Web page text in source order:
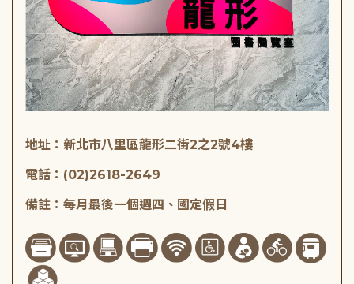
地址：新北市八里區龍形二街2之2號4樓
電話：(02)2618-2649
備註：每月最後一個週四、國定假日